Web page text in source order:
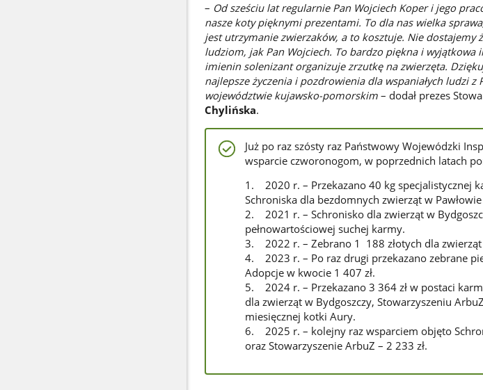
– Od sześciu lat regularnie Pan Wojciech Koper i jego
nasze koty pięknymi prezentami. To dla nas wielka
jest utrzymanie zwierzaków, a to kosztuje. Nie
ludziom, jak Pan Wojciech. To bardzo piękna i wyjątkowa
imienin solenizant organizuje zrzutkę na zwierzęta.
najlepsze życzenia i pozdrowienia dla wspaniałych ludzi
województwie kujawsko-pomorskim– dodał prezes
Chylińska.
Już po raz szósty raz Państwowy Wojewódzki
wsparcie czworonogom, w poprzednich latach
1. 2020 r. – Przekazano 40 kg specjalistycznej
Schroniska dla bezdomnych zwierząt w
2. 2021 r. – Schronisko dla zwierząt w
pełnowartościowej suchej karmy.
3. 2022 r. – Zebrano 1 188 złotych dla zwierząt
4. 2023 r. – Po raz drugi przekazano zebrane
Adopcje w kwocie 1 407 zł.
5. 2024 r. – Przekazano 3 364 zł w postaci
dla zwierząt w Bydgoszczy, Stowarzyszeniu
miesięcznej kotki Aury.
6. 2025 r. – kolejny raz wsparciem objęto
oraz Stowarzyszenie ArbuZ – 2 233 zł.